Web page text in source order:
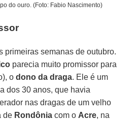
do ouro. (Foto: Fabio Nascimento)
primeiras semanas de outubro.
parecia muito promissor para
o dono da draga. Ele é um
dos 30 anos, que havia
nas dragas de um velho
de Rondônia com o Acre, na